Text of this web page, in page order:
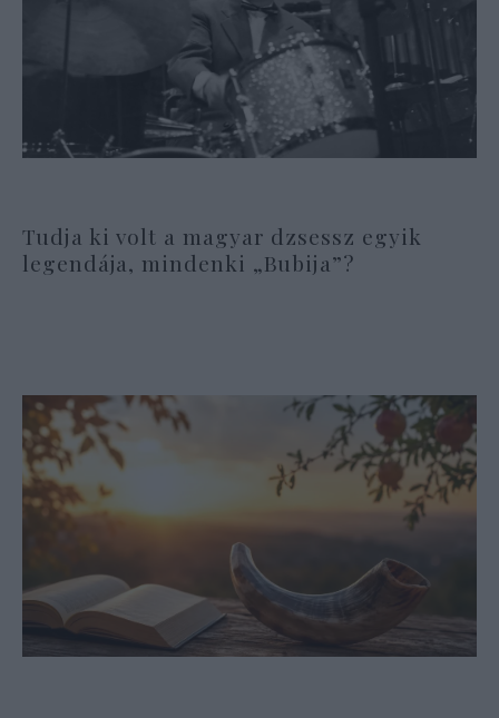
Tudja ki volt a magyar dzsessz egyik
legendája, mindenki „Bubija”?